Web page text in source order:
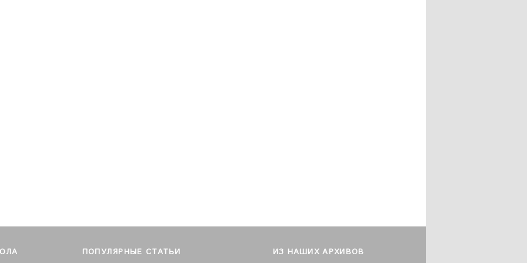
ПОПУЛЯРНЫЕ СТАТЬИ ИЗ НАШИХ АРХИВОВ